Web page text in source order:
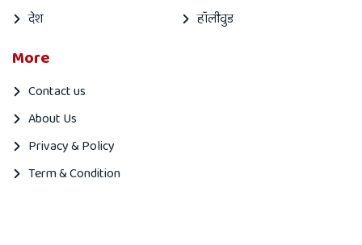
देश
हॉलीवुड
More
Contact us
About Us
Privacy & Policy
Term & Condition